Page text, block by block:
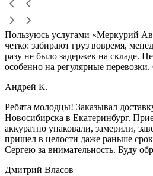
Пользуюсь услугами «Меркурий
четко: забирают груз вовремя,
разу не было задержек на складе.
особенно на регулярные
Андрей К.
Ребята молодцы! Заказывал
Новосибирска в Екатеринбург.
аккуратно упаковали, замерили,
пришел в целости даже раньше
Сергею за внимательность. Буду
Дмитрий Власов